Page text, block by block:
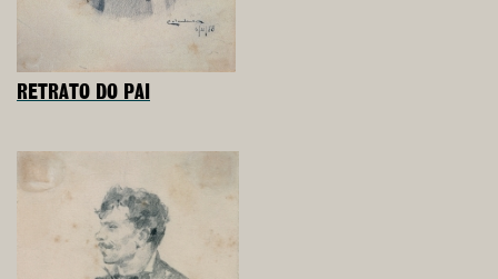
RETRATO DO PAI